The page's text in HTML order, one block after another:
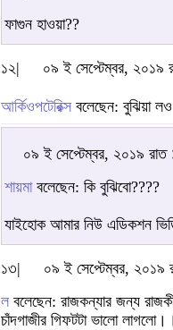
ফাগুন হাওয়া??
১২| ০৯ ই সেপ্টেম্বর, ২০১৯
আর্কিওপটেরিক্স বলেছেন: বুঝিয়া
০৯ ই সেপ্টেম্বর, ২০১৯
শায়মাবলেছেন: কি বুঝিবো????
যাইহোক আমার নিউ এডিকশন
১৩|
০৯ ই সেপ্টেম্বর, ২০১৯
ল বলেছেন: রাজকন্যার জন্য
চাঁদগাজীর গিফটটা ভালো